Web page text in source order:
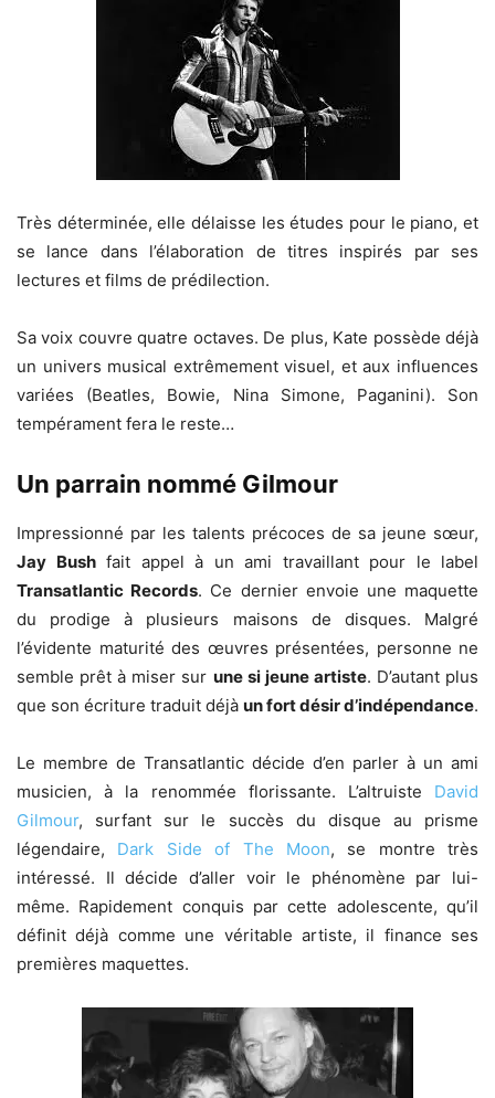
Très déterminée, elle délaisse les études pour le piano, et
se lance dans l’élaboration de titres inspirés par ses
lectures et films de prédilection.
Sa voix couvre quatre octaves. De plus, Kate possède déjà
un univers musical extrêmement visuel, et aux influences
variées (Beatles, Bowie, Nina Simone, Paganini). Son
tempérament fera le reste…
Un parrain nommé Gilmour
Impressionné par les talents précoces de sa jeune sœur,
Jay Bushfait appel à un ami travaillant pour le label
Transatlantic Records. Ce dernier envoie une maquette
du prodige à plusieurs maisons de disques. Malgré
l’évidente maturité des œuvres présentées, personne ne
semble prêt à miser sur une si jeune artiste. D’autant plus
que son écriture traduit déjà un fort désir d’indépendance.
Le membre de Transatlantic décide d’en parler à un ami
musicien, à la renommée florissante. L’altruiste David
Gilmour, surfant sur le succès du disque au prisme
légendaire, Dark Side of The Moon, se montre très
intéressé. Il décide d’aller voir le phénomène par lui-
même. Rapidement conquis par cette adolescente, qu’il
définit déjà comme une véritable artiste, il finance ses
premières maquettes.